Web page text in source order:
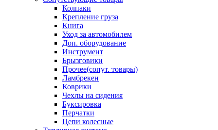
Колпаки
Крепление груза
Книга
Уход за автомобилем
Доп. оборудование
Инструмент
Брызговики
Прочее(сопут. товары)
Ламбрекен
Коврики
Чехлы на сидения
Буксировка
Перчатки
Цепи колесные